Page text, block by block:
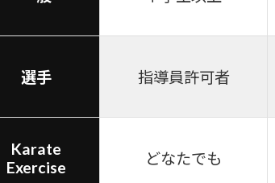
選手 指導員許可者
Karate
Exercise
どなたでも